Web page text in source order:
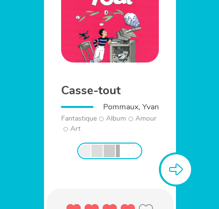
Casse-tout
Pommaux, Yvan
Fantastique Album
Amour
Art